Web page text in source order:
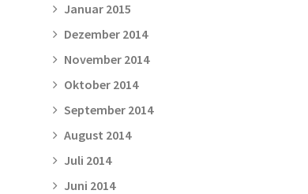
Januar 2015
Dezember 2014
November 2014
Oktober 2014
September 2014
August 2014
Juli 2014
Juni 2014